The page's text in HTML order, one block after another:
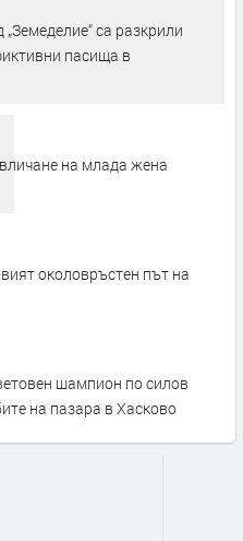
са разкрили
пасища в
на млада жена
околовръстен път на
шампион по силов
на пазара в Хасково